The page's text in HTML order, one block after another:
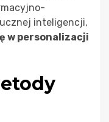
inteligencji,
w personalizacji